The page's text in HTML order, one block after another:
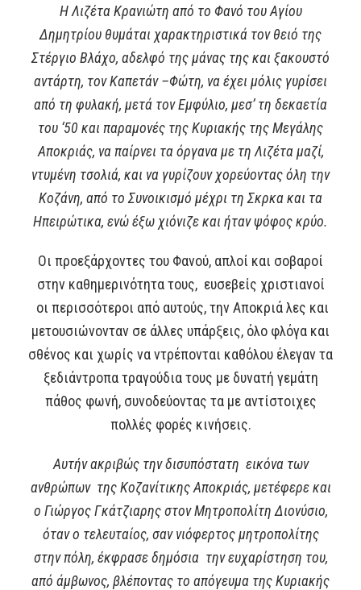
Η Λιζέτα Κρανιώτη από το Φανό του Αγίου
Δημητρίου θυμάται χαρακτηριστικά τον θειό της
Στέργιο Βλάχο, αδελφό της μάνας της και ξακουστό
αντάρτη, τον Καπετάν –Φώτη, να έχει μόλις γυρίσει
από τη φυλακή, μετά τον Εμφύλιο, μεσ’ τη δεκαετία
του ‘50 και παραμονές της Κυριακής της Μεγάλης
Αποκριάς, να παίρνει τα όργανα με τη Λιζέτα μαζί,
ντυμένη τσολιά, και να γυρίζουν χορεύοντας όλη την
Κοζάνη, από το Συνοικισμό μέχρι τη Σκρκα και τα
Ηπειρώτικα, ενώ έξω χιόνιζε και ήταν ψόφος κρύο.
Οι προεξάρχοντες του Φανού, απλοί και σοβαροί
στην καθημερινότητα τους, ευσεβείς χριστιανοί
οι περισσότεροι από αυτούς, την Αποκριά λες και
μετουσιώνονταν σε άλλες υπάρξεις, όλο φλόγα και
σθένος και χωρίς να ντρέπονται καθόλου έλεγαν τα
ξεδιάντροπα τραγούδια τους με δυνατή γεμάτη
πάθος φωνή, συνοδεύοντας τα με αντίστοιχες
πολλές φορές κινήσεις.
Αυτήν ακριβώς την δισυπόστατη εικόνα των
ανθρώπων της Κοζανίτικης Αποκριάς, μετέφερε και
ο Γιώργος Γκάτζιαρης στον Μητροπολίτη Διονύσιο,
όταν ο τελευταίος, σαν νιόφερτος μητροπολίτης
στην πόλη, έκφρασε δημόσια την ευχαρίστηση του,
από άμβωνος, βλέποντας το απόγευμα της Κυριακής